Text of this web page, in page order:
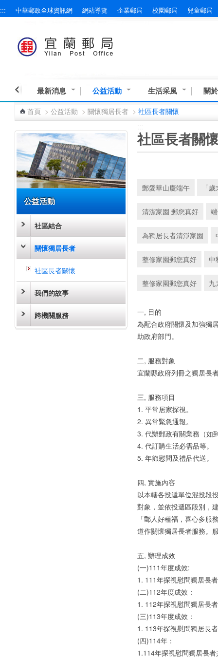
跳到主要內容區塊
::: 中華郵政全球資訊網 網站導覽 企業郵局 校園郵局 兒童郵局
最新消息 公益活動 生活采風 關
首頁 > 公益活動 > 關懷獨居長者 > 社區長者關懷
公益活動
社區結合
關懷獨居長者
社區長者關懷
我們的故事
跨機關服務
社區長者關
郵愛華山慶端午 「
清潔家園 郵您真好
為獨居長者清淨家園
整修家園郵您真好 中
整修家園郵您真好 九
一, 目的
為配合政府關懷及加強獨
助政府部門。
二, 服務對象
宜蘭縣政府列冊之獨居長
三, 服務項目
1. 平常居家探視。
2. 異常緊急通報。
3. 代辦郵政有關業務（如
4. 代訂購生活必需品等。
5. 年節慰問及禮品代送。
四, 實施內容
以本轄各投遞單位混投段
對象，並依投遞區段別，
「郵人好種福，喜心多
道作關懷獨居長者服務。
五, 辦理成效
(一)111年度成效:
1. 111年探視慰問獨居長
(二)112年度成效：
1. 112年探視慰問獨居長
(三)113年度成效：
1. 113年探視慰問獨居長
(四)114年：
1.114年探視慰問獨居長